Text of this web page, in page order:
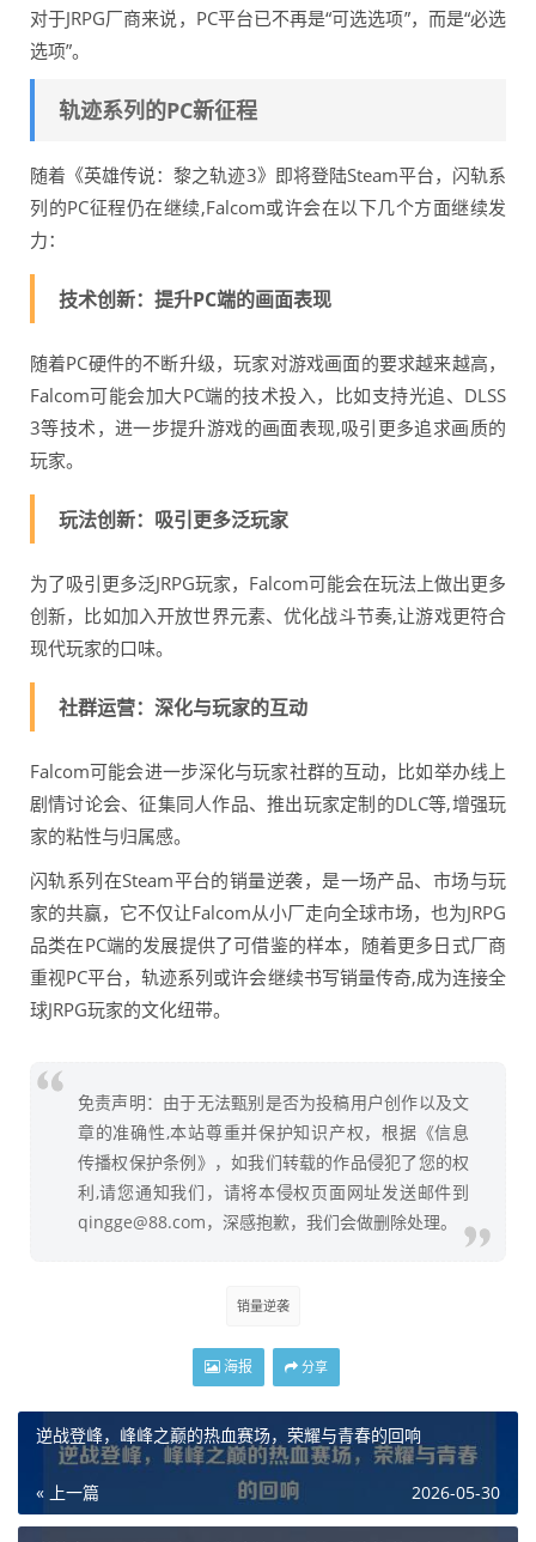
对于JRPG厂商来说，PC平台已不再是“可选选项”，而是“必选
选项”。
轨迹系列的PC新征程
随着《英雄传说：黎之轨迹3》即将登陆Steam平台，闪轨系
列的PC征程仍在继续,Falcom或许会在以下几个方面继续发
力：
技术创新：提升PC端的画面表现
随着PC硬件的不断升级，玩家对游戏画面的要求越来越高，
Falcom可能会加大PC端的技术投入，比如支持光追、DLSS
3等技术，进一步提升游戏的画面表现,吸引更多追求画质的
玩家。
玩法创新：吸引更多泛玩家
为了吸引更多泛JRPG玩家，Falcom可能会在玩法上做出更多
创新，比如加入开放世界元素、优化战斗节奏,让游戏更符合
现代玩家的口味。
社群运营：深化与玩家的互动
Falcom可能会进一步深化与玩家社群的互动，比如举办线上
剧情讨论会、征集同人作品、推出玩家定制的DLC等,增强玩
家的粘性与归属感。
闪轨系列在Steam平台的销量逆袭，是一场产品、市场与玩
家的共赢，它不仅让Falcom从小厂走向全球市场，也为JRPG
品类在PC端的发展提供了可借鉴的样本，随着更多日式厂商
重视PC平台，轨迹系列或许会继续书写销量传奇,成为连接全
球JRPG玩家的文化纽带。
免责声明：由于无法甄别是否为投稿用户创作以及文
章的准确性,本站尊重并保护知识产权，根据《信息
传播权保护条例》，如我们转载的作品侵犯了您的权
利,请您通知我们，请将本侵权页面网址发送邮件到
qingge@88.com，深感抱歉，我们会做删除处理。
销量逆袭
海报 分享
逆战登峰，峰峰之巅的热血赛场，荣耀与青春的回响
« 上一篇 2026-05-30